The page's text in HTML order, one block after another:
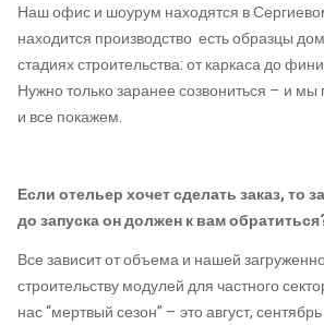
Наш офис и шоурум находятся в
находится производство есть образцы
стадиях строительства: от каркаса до
Нужно только заранее созвониться – и
и все покажем.
Если отельер хочет сделать заказ, то
до запуска он должен к вам
Все зависит от объема и нашей
строительству модулей для частного
нас “мертвый сезон” – это август,